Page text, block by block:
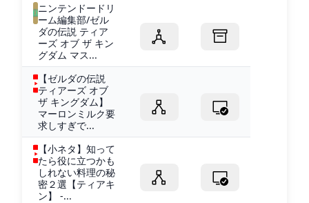
ニンテンドードリ
ーム編集部/ゼル
ダの伝説 ティア
ーズ オブ ザ キン
グダム マス...
【ゼルダの伝説
ティアーズ オブ
ザ キングダム】
マーロンミルク要
求しすぎで...
【小ネタ】知って
たら役に立つかも
しれない料理の秘
密２選【ティアキ
ン】 -...